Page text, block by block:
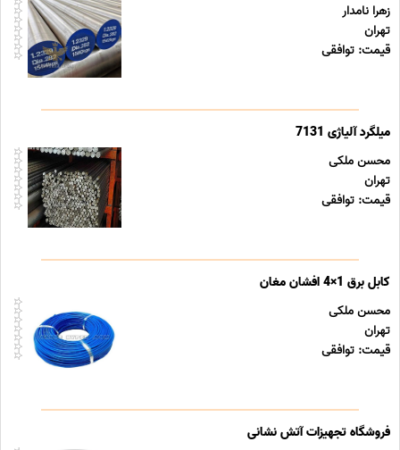
زهرا نامدار
تهران
قیمت: توافقی
میلگرد آلیاژی 7131
محسن ملکی
تهران
قیمت: توافقی
کابل برق 1×4 افشان مغان
محسن ملکی
تهران
قیمت: توافقی
فروشگاه تجهیزات آتش نشانی